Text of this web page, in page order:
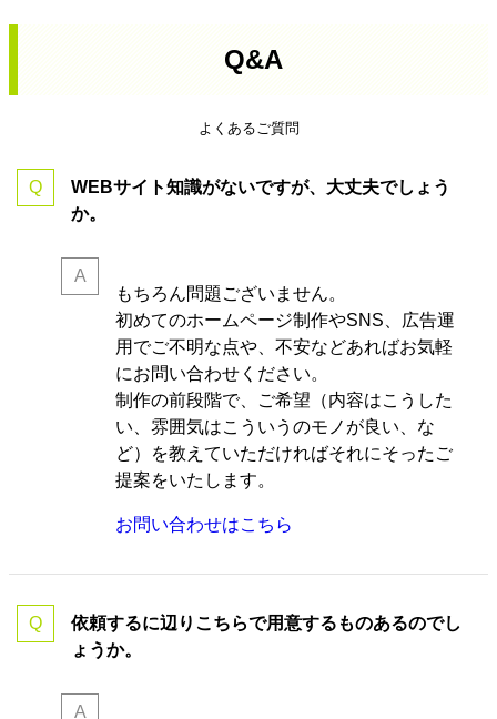
Q&A
よくあるご質問
WEBサイト知識がないですが、大丈夫でしょう
か。
もちろん問題ございません。
初めてのホームページ制作やSNS、広告運
用でご不明な点や、不安などあればお気軽
にお問い合わせください。
制作の前段階で、ご希望（内容はこうした
い、雰囲気はこういうのモノが良い、な
ど）を教えていただければそれにそったご
提案をいたします。
お問い合わせはこちら
依頼するに辺りこちらで用意するものあるのでし
ょうか。